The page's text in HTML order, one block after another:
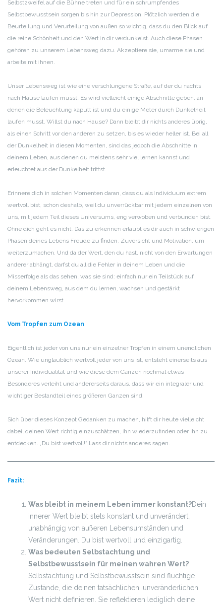
Selbstzweifel auf die Bühne treten und für ein schrumpfendes
Selbstbewusstsein sorgen bis hin zur Depression. Plötzlich werden die
Beurteilung und Verurteilung von außen so wichtig, dass du den Blick auf
die reine Schönheit und den Wert in dir verdunkelst. Auch diese Phasen
gehören zu unserem Lebensweg dazu. Akzeptiere sie, umarme sie und
arbeite mit ihnen.
Unser Lebensweg ist wie eine verschlungene Straße, auf der du nachts
nach Hause laufen musst. Es wird vielleicht einige Abschnitte geben, an
denen die Beleuchtung kaputt ist und du einige Meter durch Dunkelheit
laufen musst. Willst du nach Hause? Dann bleibt dir nichts anderes übrig,
als einen Schritt vor den anderen zu setzen, bis es wieder heller ist. Bei all
der Dunkelheit in diesen Momenten, sind das jedoch die Abschnitte in
deinem Leben, aus denen du meistens sehr viel lernen kannst und
erleuchtet aus der Dunkelheit trittst.
Erinnere dich in solchen Momenten daran, dass du als Individuum extrem
wertvoll bist, schon deshalb, weil du unverrückbar mit jedem einzelnen von
uns, mit jedem Teil dieses Universums, eng verwoben und verbunden bist.
Ohne dich geht es nicht. Das zu erkennen erlaubt es dir auch in schwierigen
Phasen deines Lebens Freude zu finden, Zuversicht und Motivation, um
weiterzumachen. Und da der Wert, den du hast, nicht von den Erwartungen
anderer abhängt, darfst du all die Fehler in deinem Leben und die
Misserfolge als das sehen, was sie sind: einfach nur ein Teilstück auf
deinem Lebensweg, aus dem du lernen, wachsen und gestärkt
hervorkommen wirst.
Vom Tropfen zum Ozean
Eigentlich ist jeder von uns nur ein einzelner Tropfen in einem unendlichen
Ozean. Wie unglaublich wertvoll jeder von uns ist, entsteht einerseits aus
unserer Individualität und wie diese dem Ganzen nochmal etwas
Besonderes verleiht und andererseits daraus, dass wir ein integraler und
wichtiger Bestandteil eines größeren Ganzen sind.
Sich über dieses Konzept Gedanken zu machen, hilft dir heute vielleicht
dabei, deinen Wert richtig einzuschätzen, ihn wiederzufinden oder ihn zu
entdecken. „Du bist wertvoll!“ Lass dir nichts anderes sagen.
Fazit:
Was bleibt in meinem Leben immer konstant?Dein
innerer Wert bleibt stets konstant und unverändert,
unabhängig von äußeren Lebensumständen und
Veränderungen. Du bist wertvoll und einzigartig.
Was bedeuten Selbstachtung und
Selbstbewusstsein für meinen wahren Wert?
Selbstachtung und Selbstbewusstsein sind flüchtige
Zustände, die deinen tatsächlichen, unveränderlichen
Wert nicht definieren. Sie reflektieren lediglich deine